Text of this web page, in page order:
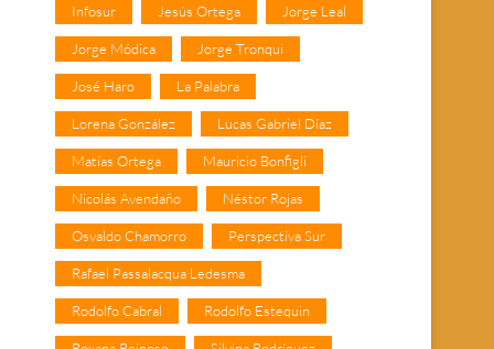
Infosur Jesús Ortega Jorge Leal
Jorge Módica Jorge Tronqui
José Haro La Palabra
Lorena González Lucas Gabriel Díaz
Matías Ortega Mauricio Bonfigli
Nicolás Avendaño Néstor Rojas
Osvaldo Chamorro Perspectiva Sur
Rafael Passalacqua Ledesma
Rodolfo Cabral Rodolfo Estequin